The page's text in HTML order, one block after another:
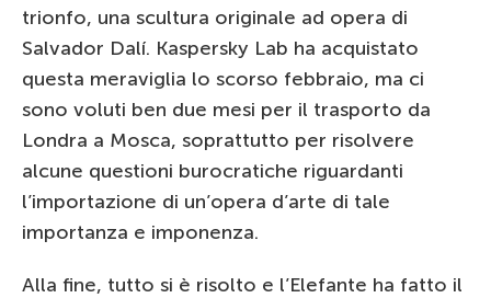
trionfo, una scultura originale ad opera di
Salvador Dalí. Kaspersky Lab ha acquistato
questa meraviglia lo scorso febbraio, ma ci
sono voluti ben due mesi per il trasporto da
Londra a Mosca, soprattutto per risolvere
alcune questioni burocratiche riguardanti
l’importazione di un’opera d’arte di tale
importanza e imponenza.
Alla fine, tutto si è risolto e l’Elefante ha fatto il